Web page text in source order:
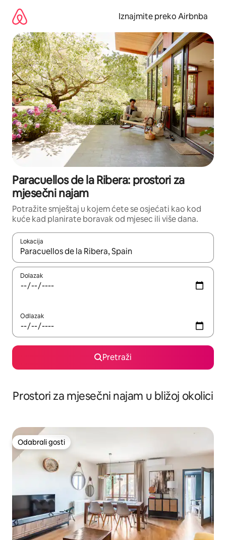
sadržaj
Iznajmite preko Airbnba
Paracuellos de la Ribera: prostori za
mjesečni najam
Potražite smještaj u kojem ćete se osjećati kao kod
kuće kad planirate boravak od mjesec ili više dana.
Lokacija
Kada budu dostupni rezultati, moći ćete ih pregledati
Dolazak
Odlazak
Pretraži
Prostori za mjesečni najam u bližoj okolici
Odabrali gosti
Odabrali gosti